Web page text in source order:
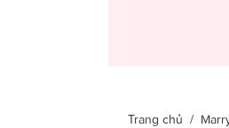
Trang chủ /